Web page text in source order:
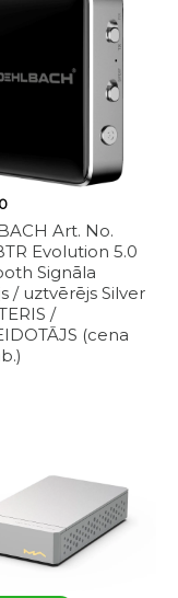
Art. No.
Evolution 5.0
Signāla
/ uztvērējs Silver
/
(cena